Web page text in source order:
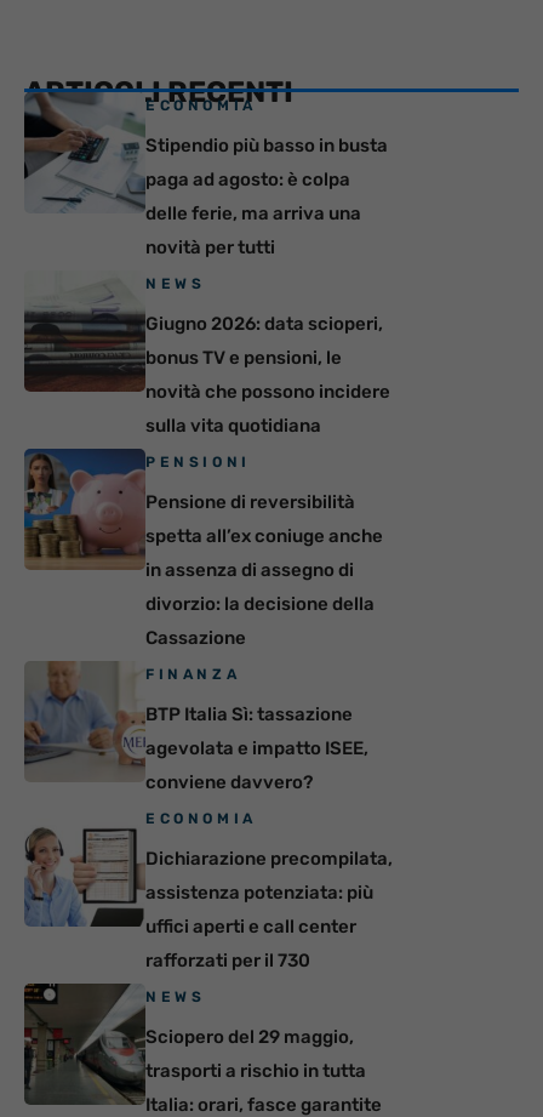
ARTICOLI RECENTI
ECONOMIA
Stipendio più basso in busta
paga ad agosto: è colpa
delle ferie, ma arriva una
novità per tutti
NEWS
Giugno 2026: data scioperi,
bonus TV e pensioni, le
novità che possono incidere
sulla vita quotidiana
PENSIONI
Pensione di reversibilità
spetta all’ex coniuge anche
in assenza di assegno di
divorzio: la decisione della
Cassazione
FINANZA
BTP Italia Sì: tassazione
agevolata e impatto ISEE,
conviene davvero?
ECONOMIA
Dichiarazione precompilata,
assistenza potenziata: più
uffici aperti e call center
rafforzati per il 730
NEWS
Sciopero del 29 maggio,
trasporti a rischio in tutta
Italia: orari, fasce garantite